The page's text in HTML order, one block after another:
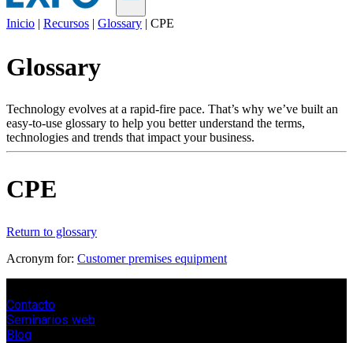
Productos
Asistencia
Servicios
Cómo
Recursos
Contacto
Corporate
Careers
Partners
Suppliers
Inicio | Recursos | Glossary | CPE
Glossary
Technology evolves at a rapid-fire pace. That’s why we’ve built an
easy-to-use glossary to help you better understand the terms,
technologies and trends that impact your business.
CPE
Return to glossary
Acronym for: Customer premises equipment
Contacto
Seminarios web
Blog